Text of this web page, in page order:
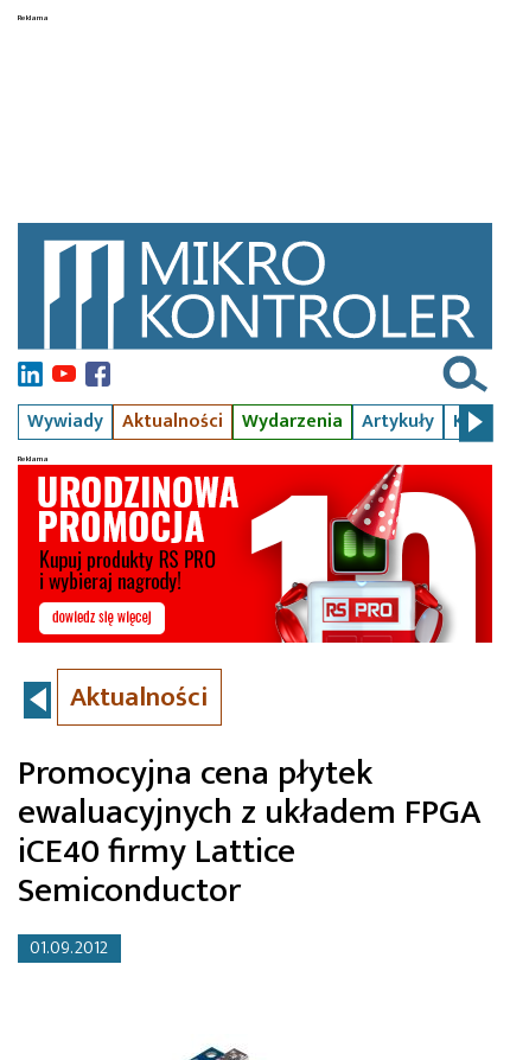
Wywiady Aktualności Wydarzenia Artykuły Kursy
Aktualności
Promocyjna cena płytek
ewaluacyjnych z układem FPGA
iCE40 firmy Lattice
Semiconductor
01.09.2012